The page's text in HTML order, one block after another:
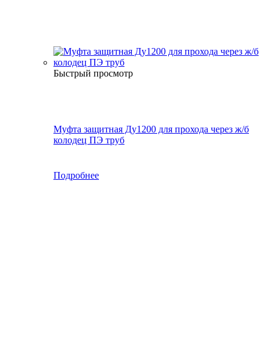
Быстрый просмотр
Муфта защитная Ду1200 для прохода через ж/б
колодец ПЭ труб
Подробнее